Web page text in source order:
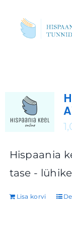
Hispaania
tase -
Lisa korvi